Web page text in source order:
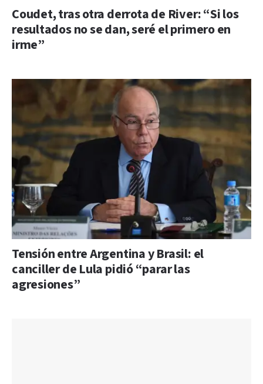
Coudet, tras otra derrota de River: “Si los
resultados no se dan, seré el primero en
irme”
Tensión entre Argentina y Brasil: el
canciller de Lula pidió “parar las
agresiones”